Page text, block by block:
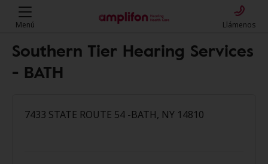
Menú Llámenos
Southern Tier Hearing Services
- BATH
7433 STATE ROUTE 54 -BATH, NY 14810